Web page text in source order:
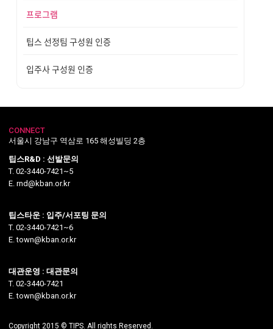
프로그램
팁스 선정팀 구성원 인증
입주사 구성원 인증
CONNECT
서울시 강남구 역삼로 165 해성빌딩 2층
팁스R&D : 선발문의
T. 02-3440-7421~5
E. rnd@kban.or.kr
팁스타운 : 입주/서포팅 문의
T. 02-3440-7421~6
E. town@kban.or.kr
대관운영 : 대관문의
T. 02-3440-7421
E. town@kban.or.kr
Copyright 2015 © TIPS. All rights Reserved.